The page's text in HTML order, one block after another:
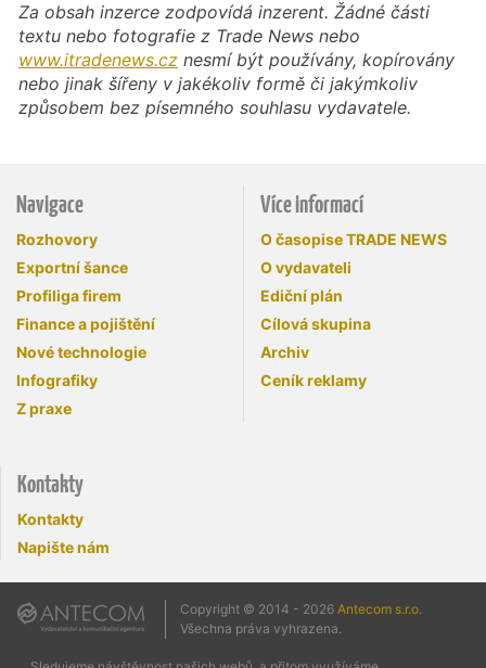
Za obsah inzerce zodpovídá inzerent. Žádné části
textu nebo fotografie z Trade News nebo
www.itradenews.cz nesmí být používány, kopírovány
nebo jinak šířeny v jakékoliv formě či jakýmkoliv
způsobem bez písemného souhlasu vydavatele.
Navigace
Rozhovory
Exportní šance
Profiliga firem
Finance a pojištění
Nové technologie
Infografiky
Z praxe
Více informací
O časopise TRADE NEWS
O vydavateli
Ediční plán
Cílová skupina
Archiv
Ceník reklamy
Kontakty
Kontakty
Napište nám
Copyright © 2014 - 2026 Antecom s.r.o.
Všechna práva vyhrazena.